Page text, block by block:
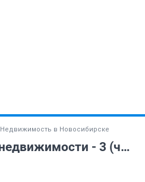
Недвижимость в Новосибирске
Экономика рынка недвижимости - 3 (часть 18)